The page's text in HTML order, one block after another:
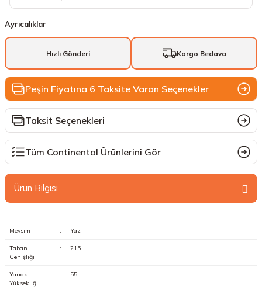
Ayrıcalıklar
Hızlı Gönderi Kargo Bedava
Peşin Fiyatına 6 Taksite Varan Seçenekler
Taksit Seçenekleri
Tüm Continental Ürünlerini Gör
Ürün Bilgisi
Mevsim : Yaz
Taban
Genişliği
: 215
Yanak
Yüksekliği
: 55